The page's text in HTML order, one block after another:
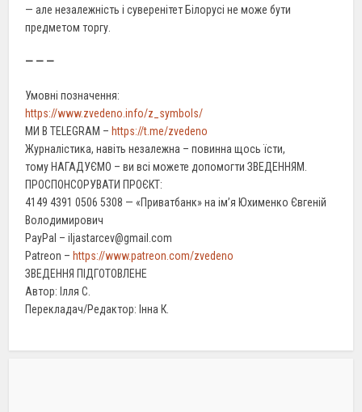
— але незалежність і суверенітет Білорусі не може бути
предметом торгу.
— — —
Умовні позначення:
https://www.zvedeno.info/z_symbols/
МИ В TELEGRAM – https://t.me/zvedeno
Журналістика, навіть незалежна – повинна щось їсти,
тому НАГАДУЄМО – ви всі можете допомогти ЗВЕДЕННЯМ.
ПРОСПОНСОРУВАТИ ПРОЄКТ:
4149 4391 0506 5308 — «Приватбанк» на ім’я Юхименко Євгеній
Володимирович
PayPal – iljastarcev@gmail.com
Patreon – https://www.patreon.com/zvedeno
ЗВЕДЕННЯ ПІДГОТОВЛЕНЕ
Автор: Ілля С.
Перекладач/Редактор: Інна К.